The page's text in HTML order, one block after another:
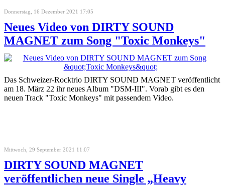
Donnerstag, 16 Dezember 2021 17:05
Neues Video von DIRTY SOUND
MAGNET zum Song "Toxic Monkeys"
Das Schweizer-Rocktrio DIRTY SOUND MAGNET veröffentlicht
am 18. März 22 ihr neues Album "DSM-III". Vorab gibt es den
neuen Track "Toxic Monkeys" mit passendem Video.
Mittwoch, 29 September 2021 11:07
DIRTY SOUND MAGNET
veröffentlichen neue Single „Heavy